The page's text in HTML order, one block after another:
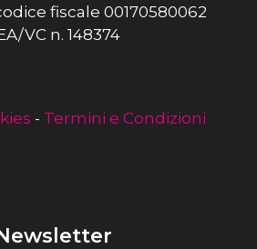
fiscale 00170580062
VC n. 148374
- Termini e Condizioni